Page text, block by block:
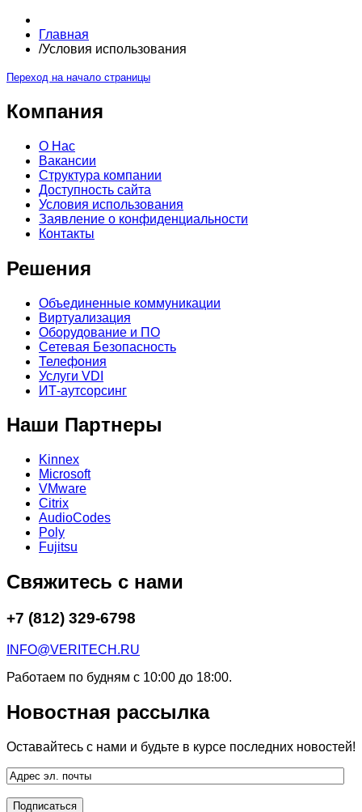
Главная
/Условия использования
Переход на начало страницы
Компания
О Нас
Вакансии
Структура компании
Доступность сайта
Условия использования
Заявление о конфиденциальности
Контакты
Решения
Объединенные коммуникации
Виртуализация
Оборудование и ПО
Сетевая Безопасность
Телефония
Услуги VDI
ИТ-аутсорсинг
Наши Партнеры
Kinnex
Microsoft
VMware
Citrix
AudioCodes
Poly
Fujitsu
Свяжитесь с нами
+7 (812) 329-6798
INFO@VERITECH.RU
Работаем по будням с 10:00 до 18:00.
Новостная рассылка
Оставайтесь с нами и будьте в курсе последних новостей!